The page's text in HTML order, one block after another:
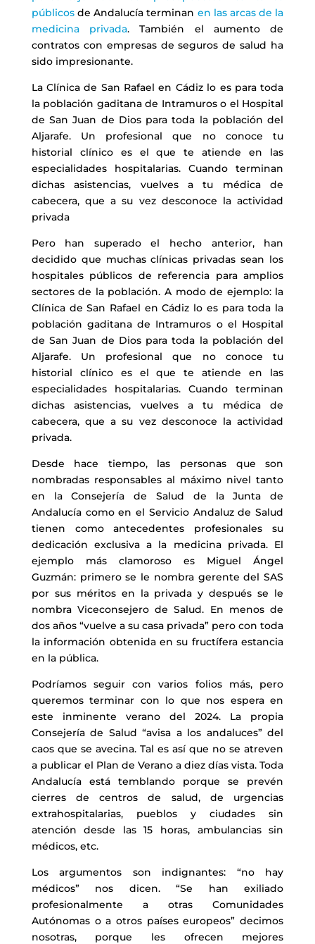
públicosde Andalucía terminan en las arcas de la
medicina privada. También el aumento de
contratos con empresas de seguros de salud ha
sido impresionante.
La Clínica de San Rafael en Cádiz lo es para toda
la población gaditana de Intramuros o el Hospital
de San Juan de Dios para toda la población del
Aljarafe. Un profesional que no conoce tu
historial clínico es el que te atiende en las
especialidades hospitalarias. Cuando terminan
dichas asistencias, vuelves a tu médica de
cabecera, que a su vez desconoce la actividad
privada
Pero han superado el hecho anterior, han
decidido que muchas clínicas privadas sean los
hospitales públicos de referencia para amplios
sectores de la población. A modo de ejemplo: la
Clínica de San Rafael en Cádiz lo es para toda la
población gaditana de Intramuros o el Hospital
de San Juan de Dios para toda la población del
Aljarafe. Un profesional que no conoce tu
historial clínico es el que te atiende en las
especialidades hospitalarias. Cuando terminan
dichas asistencias, vuelves a tu médica de
cabecera, que a su vez desconoce la actividad
privada.
Desde hace tiempo, las personas que son
nombradas responsables al máximo nivel tanto
en la Consejería de Salud de la Junta de
Andalucía como en el Servicio Andaluz de Salud
tienen como antecedentes profesionales su
dedicación exclusiva a la medicina privada. El
ejemplo más clamoroso es Miguel Ángel
Guzmán: primero se le nombra gerente del SAS
por sus méritos en la privada y después se le
nombra Viceconsejero de Salud. En menos de
dos años “vuelve a su casa privada” pero con toda
la información obtenida en su fructífera estancia
en la pública.
Podríamos seguir con varios folios más, pero
queremos terminar con lo que nos espera en
este inminente verano del 2024. La propia
Consejería de Salud “avisa a los andaluces” del
caos que se avecina. Tal es así que no se atreven
a publicar el Plan de Verano a diez días vista. Toda
Andalucía está temblando porque se prevén
cierres de centros de salud, de urgencias
extrahospitalarias, pueblos y ciudades sin
atención desde las 15 horas, ambulancias sin
médicos, etc.
Los argumentos son indignantes: “no hay
médicos” nos dicen. “Se han exiliado
profesionalmente a otras Comunidades
Autónomas o a otros países europeos” decimos
nosotras, porque les ofrecen mejores